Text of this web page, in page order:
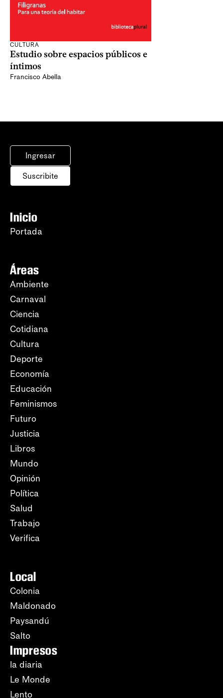
CULTURA
Estudio sobre espacios públicos e
íntimos
Francisco Abella
Ingresar
Suscribite
Inicio
Portada
Áreas
Ambiente
Carnaval
Ciencia
Cotidiana
Cultura
Deporte
Economía
Educación
Feminismos
Futuro
Justicia
Libros
Mundo
Opinión
Política
Salud
Trabajo
Verifica
Local
Colonia
Maldonado
Paysandú
Salto
Impresos
la diaria
Le Monde
Lento